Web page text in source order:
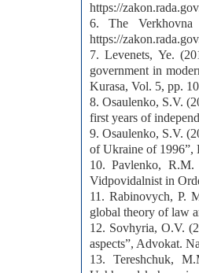
https://
6. The
https://
7. Levenets, Ye.
government in
Kurasa, Vol. 5, pp.
8. Osaulenko, S.V.
first years of
9. Osaulenko, S.V.
of Ukraine of 1996”,
10. Pavlenko, R.M.
Vidpovidalnist in
11. Rabinovych, P.
global theory of law
12. Sovhyria, O.V.
aspects”, Advokat.
13. Tereshchuk,